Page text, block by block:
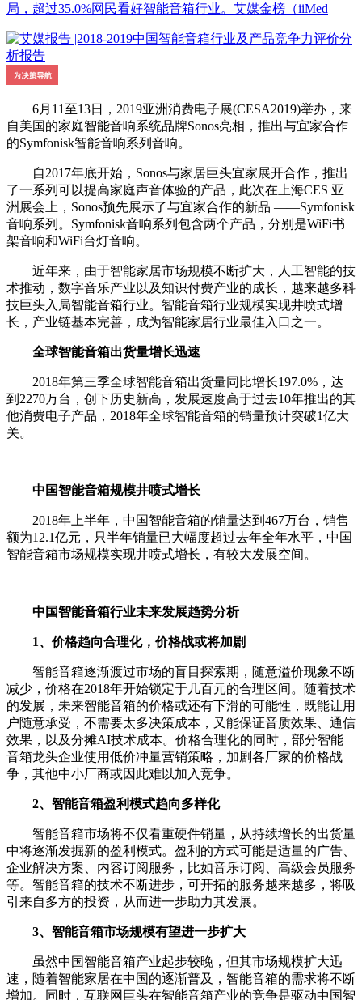
局，超过35.0%网民看好智能音箱行业。艾媒金榜（iiMed
6月11至13日，2019亚洲消费电子展(CESA2019)举办，来
自美国的家庭智能音响系统品牌Sonos亮相，推出与宜家合作
的Symfonisk智能音响系列音响。
自2017年底开始，Sonos与家居巨头宜家展开合作，推出
了一系列可以提高家庭声音体验的产品，此次在上海CES 亚
洲展会上，Sonos预先展示了与宜家合作的新品 ——Symfonisk
音响系列。Symfonisk音响系列包含两个产品，分别是WiFi书
架音响和WiFi台灯音响。
近年来，由于智能家居市场规模不断扩大，人工智能的技
术推动，数字音乐产业以及知识付费产业的成长，越来越多科
技巨头入局智能音箱行业。智能音箱行业规模实现井喷式增
长，产业链基本完善，成为智能家居行业最佳入口之一。
全球智能音箱出货量增长迅速
2018年第三季全球智能音箱出货量同比增长197.0%，达
到2270万台，创下历史新高，发展速度高于过去10年推出的其
他消费电子产品，2018年全球智能音箱的销量预计突破1亿大
关。
中国智能音箱规模井喷式增长
2018年上半年，中国智能音箱的销量达到467万台，销售
额为12.1亿元，只半年销量已大幅度超过去年全年水平，中国
智能音箱市场规模实现井喷式增长，有较大发展空间。
中国智能音箱行业未来发展趋势分析
1、价格趋向合理化，价格战或将加剧
智能音箱逐渐渡过市场的盲目探索期，随意溢价现象不断
减少，价格在2018年开始锁定于几百元的合理区间。随着技术
的发展，未来智能音箱的价格或还有下滑的可能性，既能让用
户随意承受，不需要太多决策成本，又能保证音质效果、通信
效果，以及分摊AI技术成本。价格合理化的同时，部分智能
音箱龙头企业使用低价冲量营销策略，加剧各厂家的价格战
争，其他中小厂商或因此难以加入竞争。
2、智能音箱盈利模式趋向多样化
智能音箱市场将不仅看重硬件销量，从持续增长的出货量
中将逐渐发掘新的盈利模式。盈利的方式可能是适量的广告、
企业解决方案、内容订阅服务，比如音乐订阅、高级会员服务
等。智能音箱的技术不断进步，可开拓的服务越来越多，将吸
引来自多方的投资，从而进一步助力其发展。
3、智能音箱市场规模有望进一步扩大
虽然中国智能音箱产业起步较晚，但其市场规模扩大迅
速，随着智能家居在中国的逐渐普及，智能音箱的需求将不断
增加。同时，互联网巨头在智能音箱产业的竞争是驱动中国智